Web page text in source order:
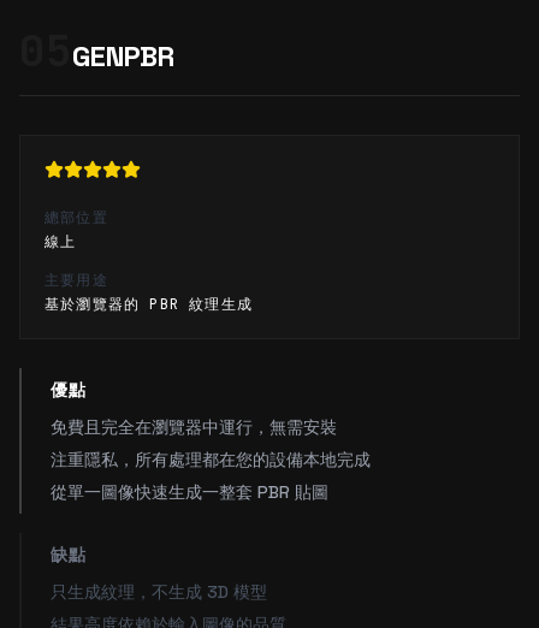
GENPBR
總部位置
線上
主要用途
基於瀏覽器的 PBR 紋理生成
優點
免費且完全在瀏覽器中運行，無需安裝
注重隱私，所有處理都在您的設備本地完成
從單一圖像快速生成一整套 PBR 貼圖
缺點
只生成紋理，不生成 3D 模型